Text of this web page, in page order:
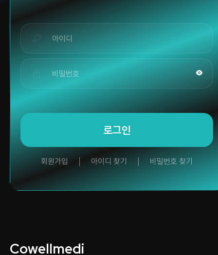
로그인
회원가입 아이디 찾기 비밀번호 찾기
Cowellmedi